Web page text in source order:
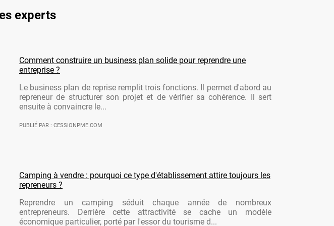
experts
Comment construire un business plan solide pour reprendre une
entreprise ?
Le business plan de reprise remplit trois fonctions. Il permet d'abord au
repreneur de structurer son projet et de vérifier sa cohérence. Il sert
ensuite à convaincre le...
PUBLIÉ PAR : CESSIONPME.COM
Camping à vendre : pourquoi ce type d'établissement attire toujours les
repreneurs ?
Reprendre un camping séduit chaque année de nombreux
entrepreneurs. Derrière cette attractivité se cache un modèle
économique particulier, porté par l'essor du tourisme d...